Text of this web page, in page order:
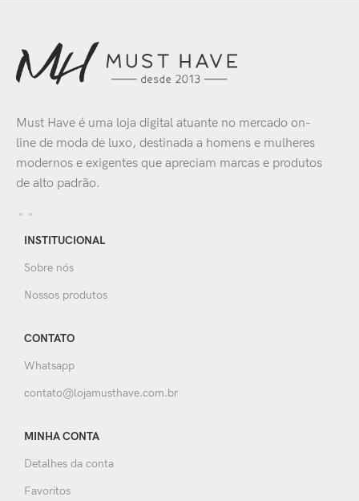
Must Have é uma loja digital atuante no mercado on-
line de moda de luxo, destinada a homens e mulheres
modernos e exigentes que apreciam marcas e produtos
de alto padrão.
INSTITUCIONAL
Sobre nós
Nossos produtos
CONTATO
Whatsapp
contato@lojamusthave.com.br
MINHA CONTA
Detalhes da conta
Favoritos